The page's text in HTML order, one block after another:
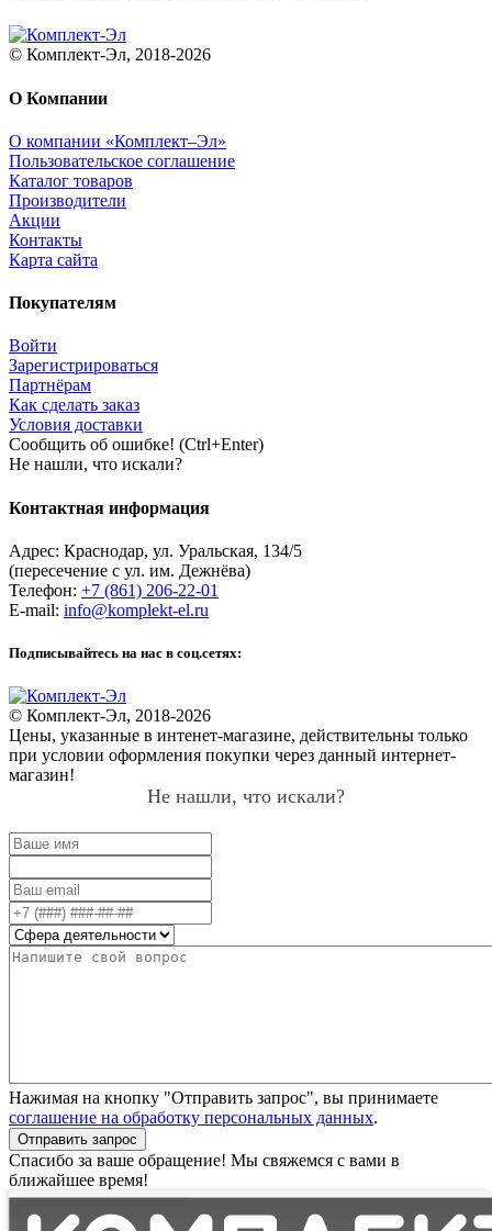
© Комплект-Эл, 2018-2026
О Компании
О компании «Комплект–Эл»
Пользовательское соглашение
Каталог товаров
Производители
Акции
Контакты
Карта сайта
Покупателям
Войти
Зарегистрироваться
Партнёрам
Как сделать заказ
Условия доставки
Сообщить об ошибке! (Ctrl+Enter)
Не нашли, что искали?
Контактная информация
Адрес: Краснодар, ул. Уральская, 134/5
(пересечение с ул. им. Дежнёва)
Телефон: +7 (861) 206-22-01
E-mail: info@komplekt-el.ru
Подписывайтесь на нас в соц.сетях:
© Комплект-Эл, 2018-2026
Цены, указанные в интенет-магазине, действительны только
при условии оформления покупки через данный интернет-
магазин!
Не нашли, что искали?
Нажимая на кнопку "Отправить запрос", вы принимаете
соглашение на обработку персональных данных.
Отправить запрос
Спасибо за ваше обращение! Мы свяжемся с вами в
ближайшее время!